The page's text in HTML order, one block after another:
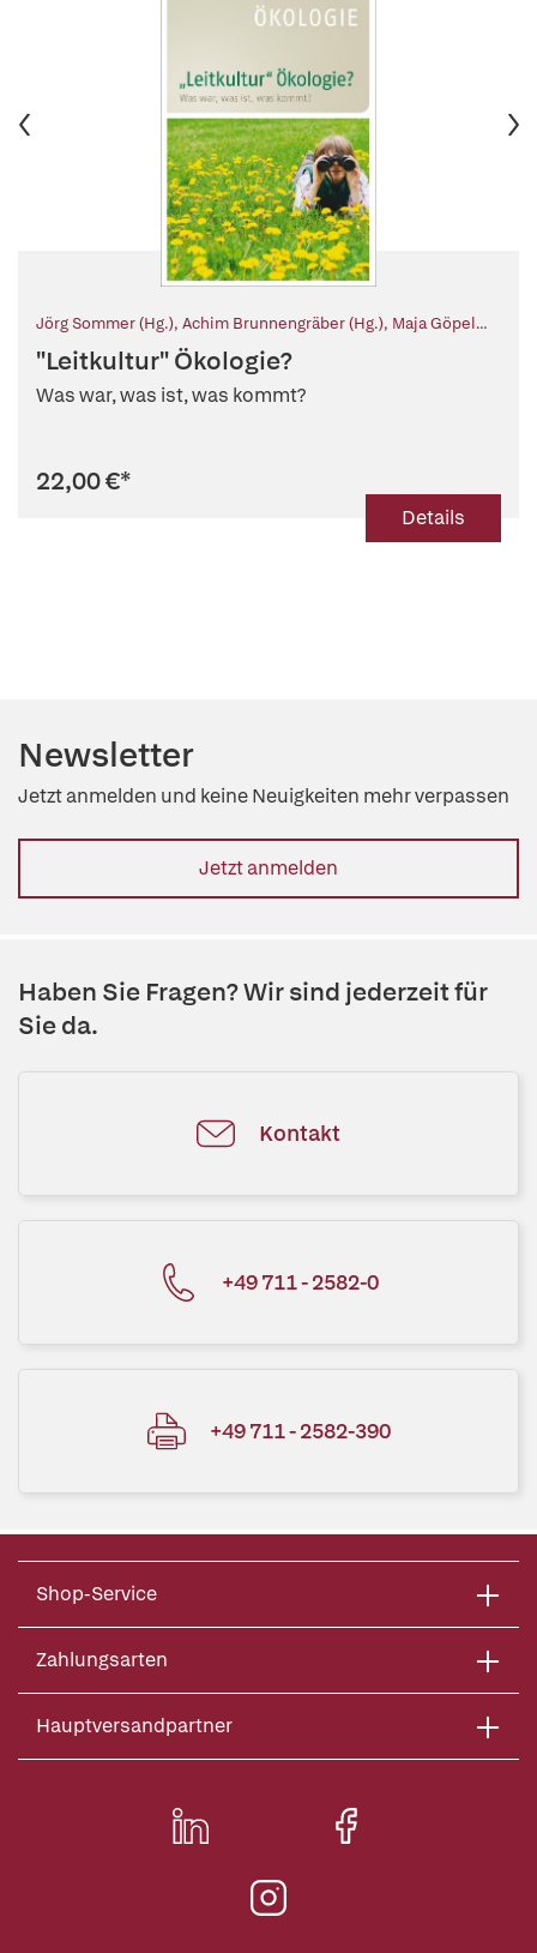
Jörg Sommer (Hg.), Achim Brunnengräber (Hg.), Maja Göpel
Pierre Ibisch (Hg.)
Loske (Hg.),Michael Müller (Hg.),Ernst Ulrich von Weizsäcker
(Hg.)
"Leitkultur" Ökologie?
Was war, was ist, was kommt?
22,00 €*
Details
Newsletter
Jetzt anmelden und keine Neuigkeiten mehr verpassen
Jetzt anmelden
Haben Sie Fragen? Wir sind jederzeit für
Sie da.
Kontakt
+49 711 - 2582-0
+49 711 - 2582-390
Shop-Service
Zahlungsarten
Hauptversandpartner